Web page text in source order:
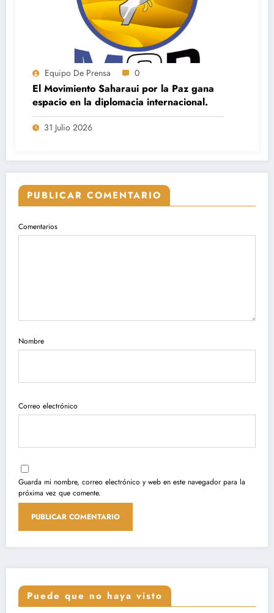
Equipo De Prensa 0
El Movimiento Saharaui por la Paz gana
espacio en la diplomacia internacional.
31 Julio 2026
PUBLICAR COMENTARIO
Comentarios
Nombre
Correo electrónico
Guarda mi nombre, correo electrónico y web en este navegador para la
próxima vez que comente.
Puede que no haya visto